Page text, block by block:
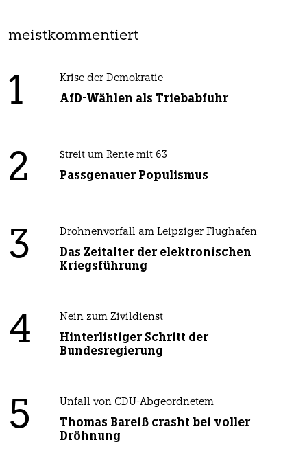
meistkommentiert
1 Krise der Demokratie
AfD-Wählen als Triebabfuhr
2 Streit um Rente mit 63
Passgenauer Populismus
3 Drohnenvorfall am Leipziger Flughafen
Das Zeitalter der elektronischen
Kriegsführung
4 Nein zum Zivildienst
Hinterlistiger Schritt der
Bundesregierung
5 Unfall von CDU-Abgeordnetem
Thomas Bareiß crasht bei voller
Dröhnung